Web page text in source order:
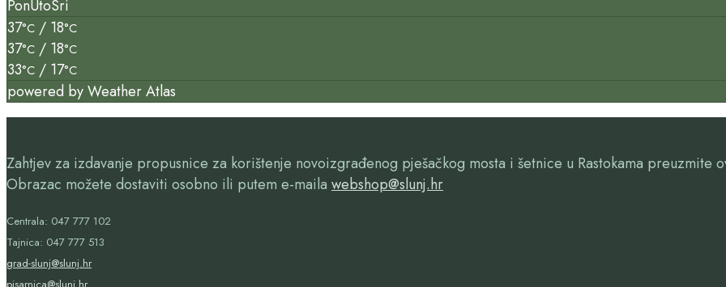
PonUtoSri
37°C / 18°C
37°C / 18°C
33°C / 17°C
powered byWeather Atlas
Zahtjev za izdavanje propusnice za korištenje novoizgrađenog pješačkog mosta i šetnice u Rastokama preuzmite
Obrazac možete dostaviti osobno ili putem e-maila webshop@slunj.hr
Centrala: 047 777 102
Tajnica: 047 777 513
grad-slunj@slunj.hr
pisarnica@slunj.hr